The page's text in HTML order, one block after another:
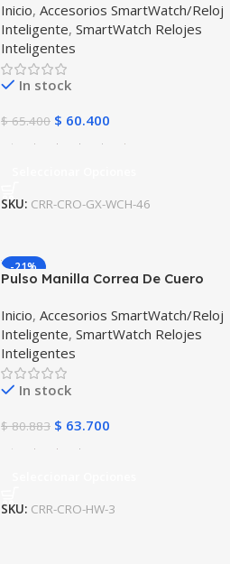
46mm
Inicio, Accesorios SmartWatch/Reloj
Inteligente, SmartWatch Relojes
Inteligentes
In stock
$65.400 $ 60.400
SKU: CRR-CRO-GX-WCH-46
-21%
Pulso Manilla Correa De Cuero
Inicio, Accesorios SmartWatch/Reloj
Inteligente, SmartWatch Relojes
Inteligentes
In stock
$80.883 $ 63.700
SKU: CRR-CRO-HW-3